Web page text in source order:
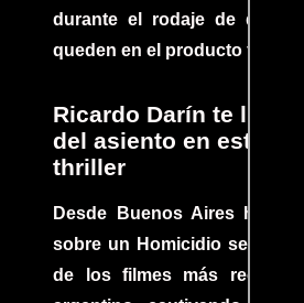
durante el rodaje de
queden en el producto final.
Ricardo Darín te
del asiento en este
thriller
Desde Buenos Aires hasta
sobre un Homicidio se ha
de los filmes más